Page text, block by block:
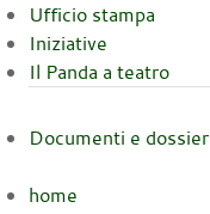
Ufficio stampa
Iniziative
Il Panda a teatro
Documenti e dossier
home